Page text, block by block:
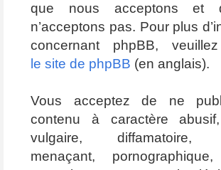
que nous acceptons et
n’acceptons pas. Pour plus
concernant phpBB,
le site de phpBB (en anglais).
Vous acceptez de ne
contenu à caractère
vulgaire, diffamatoire,
menaçant,